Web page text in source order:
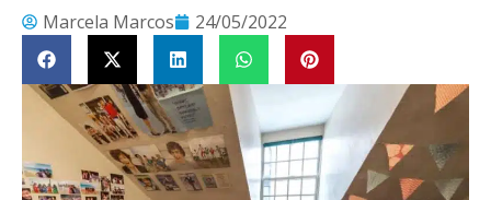
Marcela Marcos 24/05/2022